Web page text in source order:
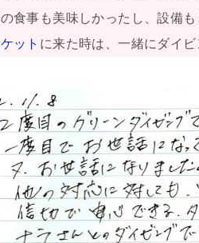
食事も美味しかったし、設備も
ット に来た時は、一緒にダイ